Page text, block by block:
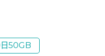
50GB